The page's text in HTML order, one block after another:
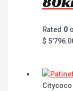
Rated 0
$
Citycoco